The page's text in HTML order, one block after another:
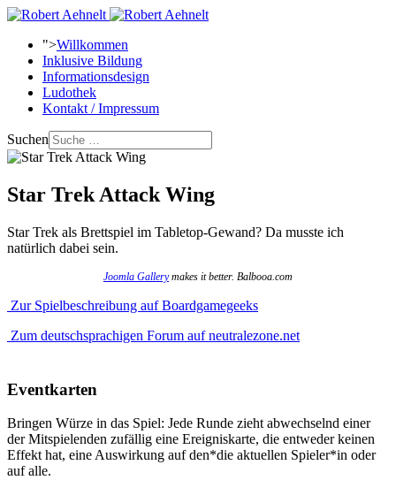
">Willkommen
Inklusive Bildung
Informationsdesign
Ludothek
Kontakt / Impressum
Suchen
Star Trek Attack Wing
Star Trek als Brettspiel im Tabletop-Gewand? Da musste ich
natürlich dabei sein.
Joomla Gallerymakes it better. Balbooa.com
Zur Spielbeschreibung auf Boardgamegeeks
Zum deutschsprachigen Forum auf neutralezone.net
Eventkarten
Bringen Würze in das Spiel: Jede Runde zieht abwechselnd einer
der Mitspielenden zufällig eine Ereigniskarte, die entweder keinen
Effekt hat, eine Auswirkung auf den*die aktuellen Spieler*in oder
auf alle.